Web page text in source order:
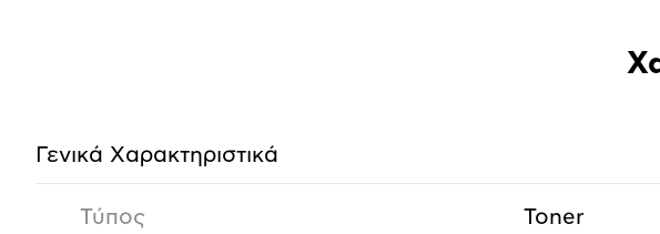
Γενικά Xαρακτηριστικά
Τύπος Toner